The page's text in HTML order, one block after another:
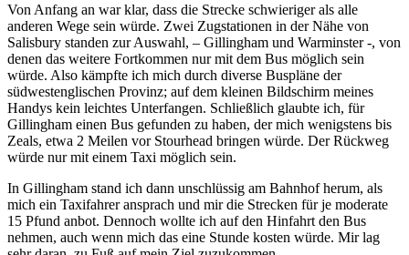
Von Anfang an war klar, dass die Strecke schwieriger als alle
anderen Wege sein würde. Zwei Zugstationen in der Nähe von
Salisbury standen zur Auswahl, – Gillingham und Warminster -, von
denen das weitere Fortkommen nur mit dem Bus möglich sein
würde. Also kämpfte ich mich durch diverse Buspläne der
südwestenglischen Provinz; auf dem kleinen Bildschirm meines
Handys kein leichtes Unterfangen. Schließlich glaubte ich, für
Gillingham einen Bus gefunden zu haben, der mich wenigstens bis
Zeals, etwa 2 Meilen vor Stourhead bringen würde. Der Rückweg
würde nur mit einem Taxi möglich sein.
In Gillingham stand ich dann unschlüssig am Bahnhof herum, als
mich ein Taxifahrer ansprach und mir die Strecken für je moderate
15 Pfund anbot. Dennoch wollte ich auf den Hinfahrt den Bus
nehmen, auch wenn mich das eine Stunde kosten würde. Mir lag